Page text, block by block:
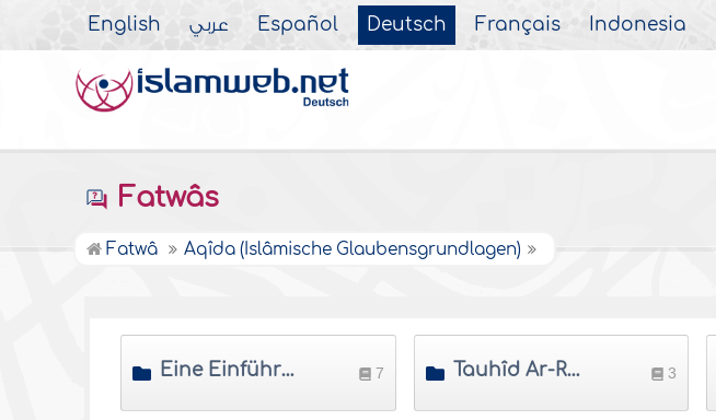
English عربي Español Deutsch Français Indonesia
Fatwâs
Fatwâ Aqîda (Islâmische Glaubensgrundlagen)
Eine Einführung in die Aqîda 7 Tauhîd Ar-Rubûbiyya (Die Aufrechterhaltung der Einheit Allâhs in Seiner Herrschaft) 3